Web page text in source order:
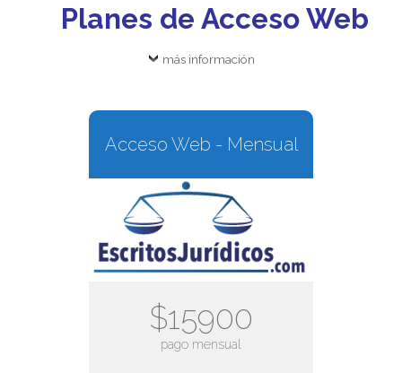
Planes de Acceso Web
más información
Acceso Web - Mensual
$15900
pago mensual